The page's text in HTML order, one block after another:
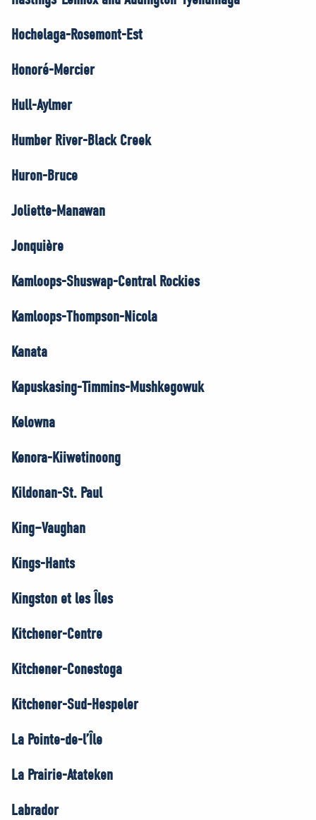
Hochelaga-Rosemont-Est
Honoré-Mercier
Hull-Aylmer
Humber River-Black Creek
Huron-Bruce
Joliette-Manawan
Jonquière
Kamloops-Shuswap-Central Rockies
Kamloops-Thompson-Nicola
Kanata
Kapuskasing-Timmins-Mushkegowuk
Kelowna
Kenora-Kiiwetinoong
Kildonan-St. Paul
King–Vaughan
Kings-Hants
Kingston et les Îles
Kitchener-Centre
Kitchener-Conestoga
Kitchener-Sud-Hespeler
La Pointe-de-l’Île
La Prairie-Atateken
Labrador